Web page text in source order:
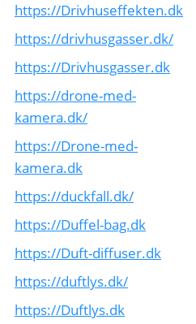
https://Drivhuseffekten.dk
https://drivhusgasser.dk/
https://Drivhusgasser.dk
https://drone-med-
kamera.dk/
https://Drone-med-
kamera.dk
https://duckfall.dk/
https://Duffel-bag.dk
https://Duft-diffuser.dk
https://duftlys.dk/
https://Duftlys.dk